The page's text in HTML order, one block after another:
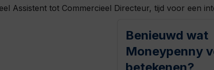
Assistent tot Commercieel Directeur, tijd voor een
Benieuwd wat
Moneypenny